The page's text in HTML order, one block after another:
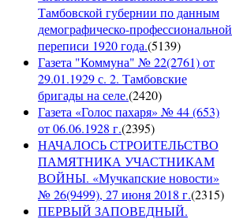
Тамбовской губернии по данным
демографическо-профессиональной
переписи 1920 года.(5139)
Газета "Коммуна" № 22(2761) от
29.01.1929 с. 2. Тамбовские
бригады на селе.(2420)
Газета «Голос пахаря» № 44 (653)
от 06.06.1928 г.(2395)
НАЧАЛОСЬ СТРОИТЕЛЬСТВО
ПАМЯТНИКА УЧАСТНИКАМ
ВОЙНЫ. «Мучкапские новости»
№ 26(9499), 27 июня 2018 г.(2315)
ПЕРВЫЙ ЗАПОВЕДНЫЙ.